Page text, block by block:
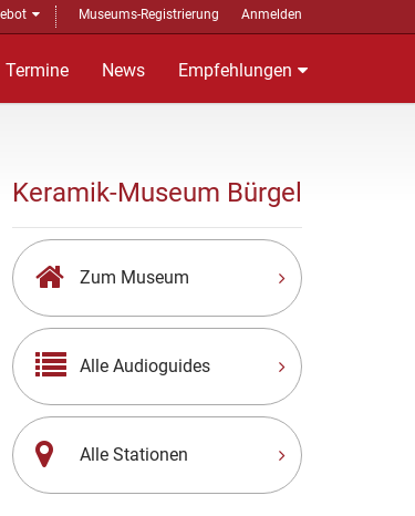
Museums-Registrierung Anmelden
Termine News Empfehlungen
Keramik-Museum Bürgel
Zum Museum
Alle Audioguides
Alle Stationen